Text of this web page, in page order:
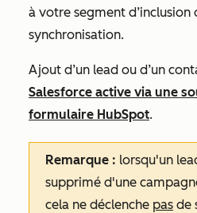
à votre segment d’inclusion
synchronisation.
Ajout d’un lead ou d’un
Salesforce active via une
formulaire HubSpot.
Remarque : lorsqu'un
supprimé d'une
cela ne déclenche pas de